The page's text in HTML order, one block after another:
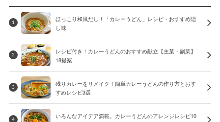
1
ほっこり和風だし！「カレーうどん」レシピ・おすすめ隠
し味
2
レシピ付き！カレーうどんのおすすめ献立【主菜・副菜】
18提案
3
残りカレーをリメイク！簡単カレーうどんの作り方とおす
すめレシピ3選
4
いろんなアイデア満載。カレーうどんのアレンジレシピ10